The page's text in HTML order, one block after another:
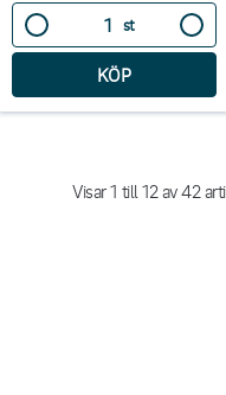
st
Visar1 till12av42